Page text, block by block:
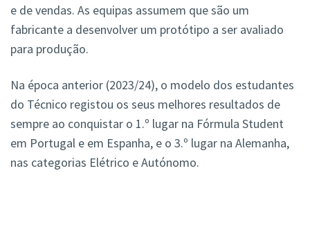
e de vendas. As equipas assumem que são um
fabricante a desenvolver um protótipo a ser avaliado
para produção.
Na época anterior (2023/24), o modelo dos estudantes
do Técnico registou os seus melhores resultados de
sempre ao conquistar o 1.º lugar na Fórmula Student
em Portugal e em Espanha, e o 3.º lugar na Alemanha,
nas categorias Elétrico e Autónomo.